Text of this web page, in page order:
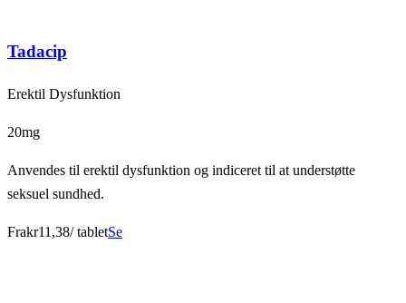
Tadacip
Erektil Dysfunktion
20mg
Anvendes til erektil dysfunktion og indiceret til at understøtte
seksuel sundhed.
Frakr11,38/ tabletSe